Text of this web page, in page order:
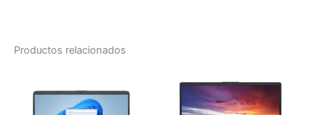
Productos relacionados